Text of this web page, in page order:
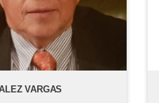
VARGAS